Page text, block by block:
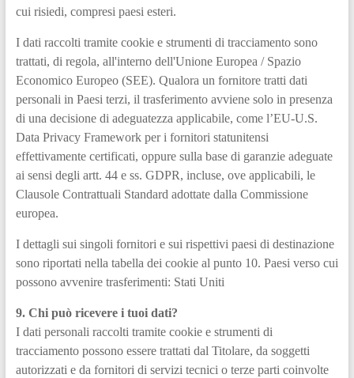
cui risiedi, compresi paesi esteri.
I dati raccolti tramite cookie e strumenti di tracciamento sono
trattati, di regola, all'interno dell'Unione Europea / Spazio
Economico Europeo (SEE). Qualora un fornitore tratti dati
personali in Paesi terzi, il trasferimento avviene solo in presenza
di una decisione di adeguatezza applicabile, come l’EU-U.S.
Data Privacy Framework per i fornitori statunitensi
effettivamente certificati, oppure sulla base di garanzie adeguate
ai sensi degli artt. 44 e ss. GDPR, incluse, ove applicabili, le
Clausole Contrattuali Standard adottate dalla Commissione
europea.
I dettagli sui singoli fornitori e sui rispettivi paesi di destinazione
sono riportati nella tabella dei cookie al punto 10. Paesi verso cui
possono avvenire trasferimenti: Stati Uniti
9. Chi può ricevere i tuoi dati?
I dati personali raccolti tramite cookie e strumenti di
tracciamento possono essere trattati dal Titolare, da soggetti
autorizzati e da fornitori di servizi tecnici o terze parti coinvolte